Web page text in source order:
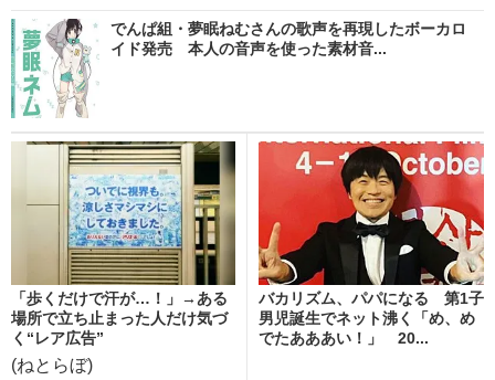
でんぱ組・夢眠ねむさんの歌声を再現したボーカロ
イド発売 本人の音声を使った素材音...
「歩くだけで汗が…！」→ある
場所で立ち止まった人だけ気づ
く“レア広告”
(ねとらぼ)
バカリズム、パパになる 第1子
男児誕生でネット沸く「め、め
でたあああい！」 20...